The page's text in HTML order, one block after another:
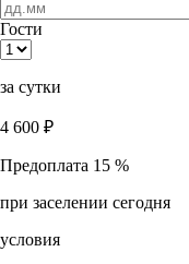
Гости
за сутки
4 600 ₽
Предоплата 15 %
при заселении сегодня
условия